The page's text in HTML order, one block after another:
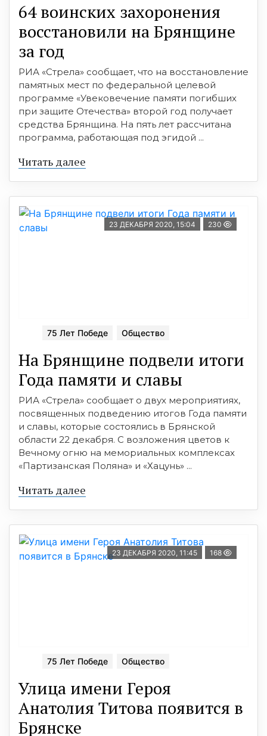
64 воинских захоронения
восстановили на Брянщине
за год
РИА «Стрела» сообщает, что на восстановление
памятных мест по федеральной целевой
программе «Увековечение памяти погибших
при защите Отечества» второй год получает
средства Брянщина. На пять лет рассчитана
программа, работающая под эгидой ...
Читать далее
23 ДЕКАБРЯ 2020, 15:04 230
75 Лет Победе Общество
На Брянщине подвели итоги
Года памяти и славы
РИА «Стрела» сообщает о двух мероприятиях,
посвященных подведению итогов Года памяти
и славы, которые состоялись в Брянской
области 22 декабря. С возложения цветов к
Вечному огню на мемориальных комплексах
«Партизанская Поляна» и «Хацунь» ...
Читать далее
23 ДЕКАБРЯ 2020, 11:45 168
75 Лет Победе Общество
Улица имени Героя
Анатолия Титова появится в
Брянске